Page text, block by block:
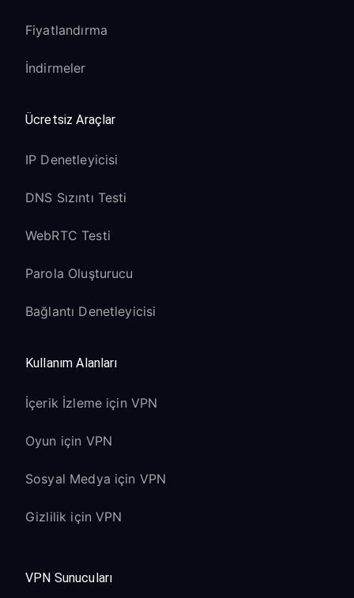
Fiyatlandırma
İndirmeler
Ücretsiz Araçlar
IP Denetleyicisi
DNS Sızıntı Testi
WebRTC Testi
Parola Oluşturucu
Bağlantı Denetleyicisi
Kullanım Alanları
İçerik İzleme için VPN
Oyun için VPN
Sosyal Medya için VPN
Gizlilik için VPN
VPN Sunucuları